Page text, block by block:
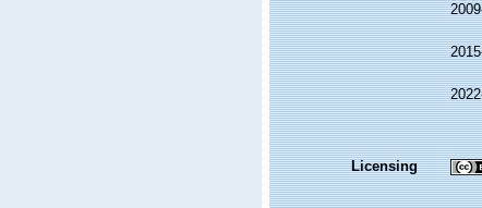
Licensing